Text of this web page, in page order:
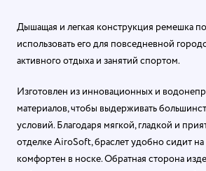
Дышащая и легкая конструкция ремешка
использовать его для повседневной
активного отдыха и занятий спортом.
Изготовлен из инновационных и
материалов, чтобы выдерживать
условий. Благодаря мягкой, гладкой и
отделке AiroSoft, браслет удобно сидит на
комфортен в носке. Обратная сторона